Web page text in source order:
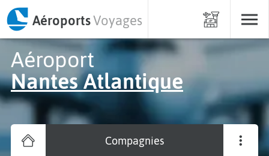
AéroportsVoyages
Aéroport
Nantes Atlantique
Compagnies